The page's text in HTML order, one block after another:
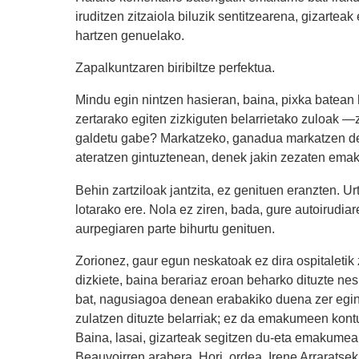
iruditzen zitzaiola biluzik sentitzearena,
hartzen genuelako.
Zapalkuntzaren biribiltze perfektua.
Mindu egin nintzen hasieran, baina, pixka
zertarako egiten zizkiguten belarrietako zuloak
galdetu gabe? Markatzeko, ganadua markatzen
ateratzen gintuztenean, denek jakin zezaten
Behin zartziloak jantzita, ez genituen eranzten.
lotarako ere. Nola ez ziren, bada, gure
aurpegiaren parte bihurtu genituen.
Zorionez, gaur egun neskatoak ez dira
dizkiete, baina berariaz eroan beharko dituzte
bat, nagusiagoa denean erabakiko duena zer
zulatzen dituzte belarriak; ez da emakumeen
Baina, lasai, gizarteak segitzen du-eta